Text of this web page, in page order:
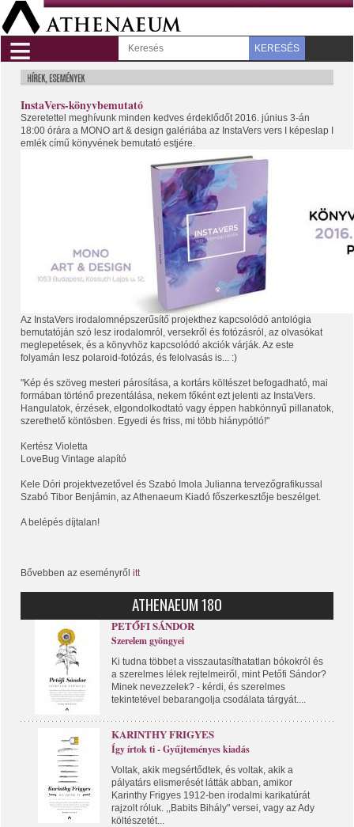
≡ KERESÉS
InstaVers-könyvbemutató
Szeretettel meghívunk minden kedves érdeklődőt 2016. június 3-án
18:00 órára a MONO art & design galériába az InstaVers vers I képeslap I
emlék című könyvének bemutató estjére.
Az InstaVers irodalomnépszerűsítő projekthez kapcsolódó antológia
bemutatóján szó lesz irodalomról, versekről és fotózásról, az olvasókat
meglepetések, és a könyvhöz kapcsolódó akciók várják. Az este
folyamán lesz polaroid-fotózás, és felolvasás is... :)
"Kép és szöveg mesteri párosítása, a kortárs költészet befogadható, mai
formában történő prezentálása, nekem főként ezt jelenti az InstaVers.
Hangulatok, érzések, elgondolkodtató vagy éppen habkönnyű pillanatok,
szerethető köntösben. Egyedi és friss, mi több hiánypótló!"
Kertész Violetta
LoveBug Vintage alapító
Kele Dóri projektvezetővel és Szabó Imola Julianna tervezőgrafikussal
Szabó Tibor Benjámin, az Athenaeum Kiadó főszerkesztője beszélget.
A belépés díjtalan!
Bővebben az eseményről itt
ATHENAEUM 180
PETŐFI SÁNDOR
Szerelem gyöngyei
Ki tudna többet a visszautasíthatatlan bókokról és
a szerelmes lélek rejtelmeiről, mint Petőfi Sándor?
Minek nevezzelek? - kérdi, és szerelmes
tekintetével bebarangolja csodálata tárgyát....
KARINTHY FRIGYES
Így írtok ti - Gyűjteményes kiadás
Voltak, akik megsértődtek, és voltak, akik a
pályatárs elismerését látták abban, amikor
Karinthy Frigyes 1912-ben irodalmi karikatúrát
rajzolt róluk. ,,Babits Bihály" versei, vagy az Ady
költészetét...